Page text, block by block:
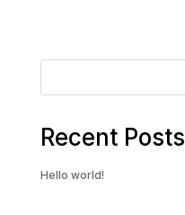
Recent Posts
Hello world!